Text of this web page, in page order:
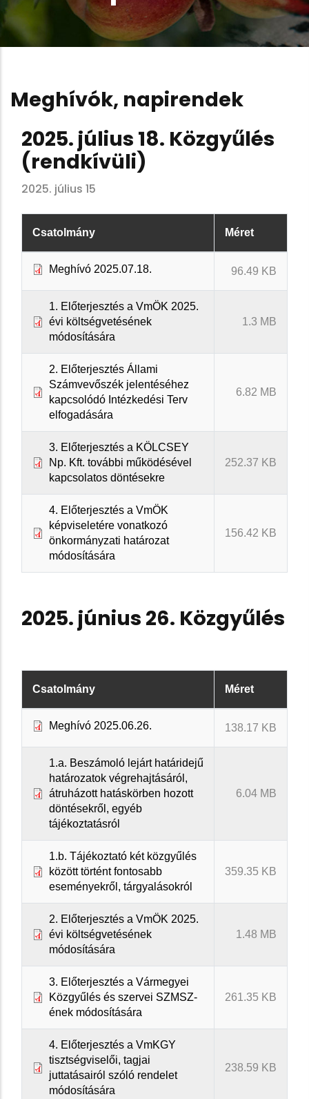
Meghívók, napirendek
2025. július 18. Közgyűlés
(rendkívüli)
2025. július 15
Csatolmány Méret
Meghívó 2025.07.18. 96.49 KB
1. Előterjesztés a VmÖK 2025.
évi költségvetésének
módosítására
1.3 MB
2. Előterjesztés Állami
Számvevőszék jelentéséhez
kapcsolódó Intézkedési Terv
elfogadására
6.82 MB
3. Előterjesztés a KÖLCSEY
Np. Kft. további működésével
kapcsolatos döntésekre
252.37 KB
4. Előterjesztés a VmÖK
képviseletére vonatkozó
önkormányzati határozat
módosítására
156.42 KB
2025. június 26. Közgyűlés
Csatolmány Méret
Meghívó 2025.06.26. 138.17 KB
1.a. Beszámoló lejárt határidejű
határozatok végrehajtásáról,
átruházott hatáskörben hozott
döntésekről, egyéb
tájékoztatásról
6.04 MB
1.b. Tájékoztató két közgyűlés
között történt fontosabb
eseményekről, tárgyalásokról
359.35 KB
2. Előterjesztés a VmÖK 2025.
évi költségvetésének
módosítására
1.48 MB
3. Előterjesztés a Vármegyei
Közgyűlés és szervei SZMSZ-
ének módosítására
261.35 KB
4. Előterjesztés a VmKGY
tisztségviselői, tagjai
juttatásairól szóló rendelet
módosítására
238.59 KB